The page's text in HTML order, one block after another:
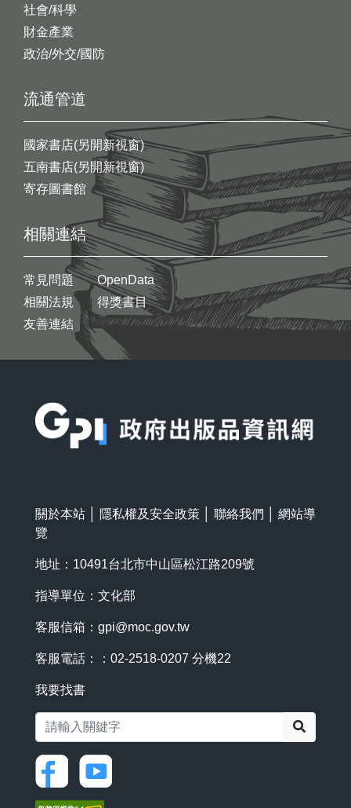
社會/科學
財金產業
政治/外交/國防
流通管道
國家書店(另開新視窗)
五南書店(另開新視窗)
寄存圖書館
相關連結
常見問題
相關法規
友善連結
OpenData
得獎書目
關於本站 隱私權及安全政策 聯絡我們
網站導
覽
地址：10491台北市中山區松江路209號
指導單位：文化部
客服信箱： gpi@moc.gov.tw
客服電話：：02-2518-0207 分機22
我要找書